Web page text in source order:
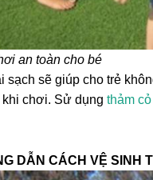
an toàn cho bé
sạch sẽ giúp cho trẻ
chơi. Sử dụng thảm
DẪN CÁCH VỆ SINH